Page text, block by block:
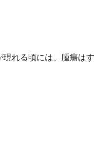
れる頃には、腫瘍は